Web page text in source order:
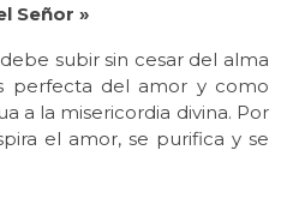
Señor »
subir sin cesar del alma
perfecta del amor y como
a la misericordia divina. Por
el amor, se purifica y se